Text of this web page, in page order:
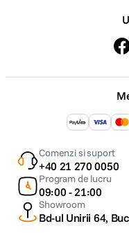
Comenzi si suport
+40 21 270 0050
Program de lucru
09:00 - 21:00
Showroom
Bd-ul Unirii 64,